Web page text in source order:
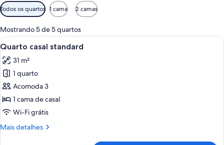
Filtros
disponíveis
para
os
quartos
Todos os quartos 1 cama 2 camas
Mostrando 5 de 5 quartos
Carrega
todas
as
fotos
de
Quarto
casal
Quarto de hotel com uma cama
7
Quarto casal standard
31 m²
1 quarto
Acomoda 3
1 cama de casal
Wi-Fi grátis
Mais detalhes
Mais